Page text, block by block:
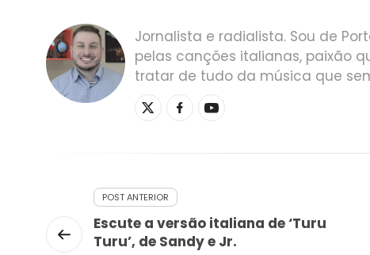
Jornalista e radialista. Sou de
pelas canções italianas, paixão
tratar de tudo da música que
POST ANTERIOR
Escute a versão italiana de ‘Turu
Turu’, de Sandy e Jr.